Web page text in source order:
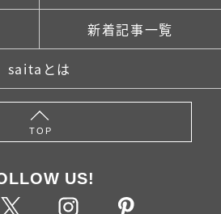
新着記事一覧
saitaとは
TOP
US!